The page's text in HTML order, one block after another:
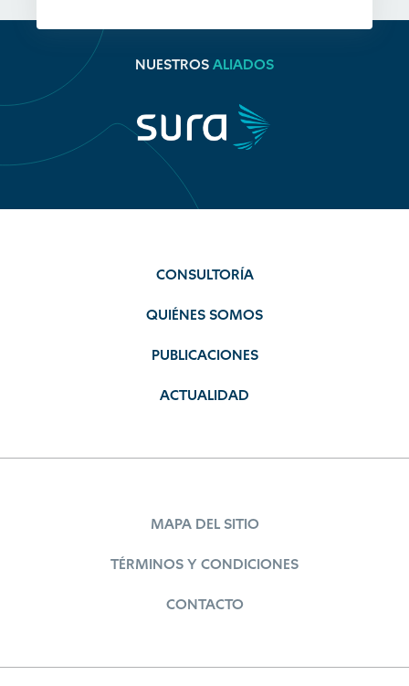
NUESTROS ALIADOS
CONSULTORÍA
QUIÉNES SOMOS
PUBLICACIONES
ACTUALIDAD
MAPA DEL SITIO
TÉRMINOS Y CONDICIONES
CONTACTO